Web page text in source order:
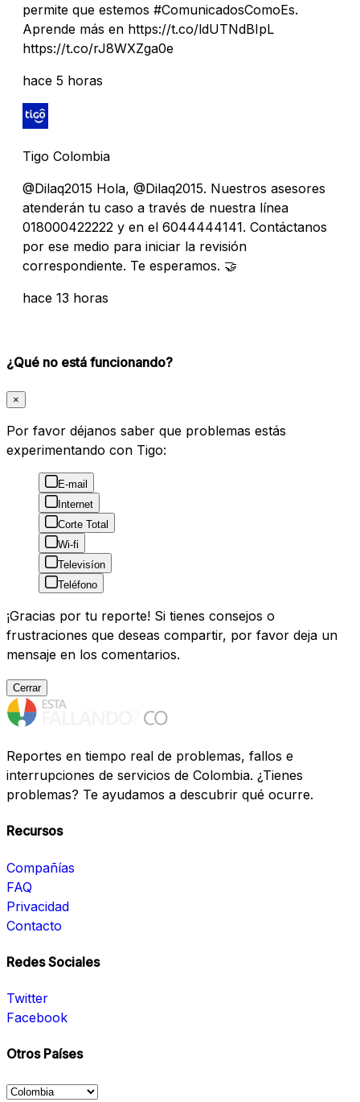
permite que estemos #ComunicadosComoEs.
Aprende más en https://t.co/ldUTNdBIpL
https://t.co/rJ8WXZga0e
hace 5 horas
Tigo Colombia
@Dilaq2015 Hola, @Dilaq2015. Nuestros asesores
atenderán tu caso a través de nuestra línea
018000422222 y en el 6044444141. Contáctanos
por ese medio para iniciar la revisión
correspondiente. Te esperamos. 🤝️
hace 13 horas
¿Qué no está funcionando?
×
Por favor déjanos saber que problemas estás
experimentando con Tigo:
E-mail
Internet
Corte Total
Wi-fi
Televisíon
Teléfono
¡Gracias por tu reporte! Si tienes consejos o
frustraciones que deseas compartir, por favor deja un
mensaje en los comentarios.
Cerrar
Reportes en tiempo real de problemas, fallos e
interrupciones de servicios de Colombia. ¿Tienes
problemas? Te ayudamos a descubrir qué ocurre.
Recursos
Compañías
FAQ
Privacidad
Contacto
Redes Sociales
Twitter
Facebook
Otros Países